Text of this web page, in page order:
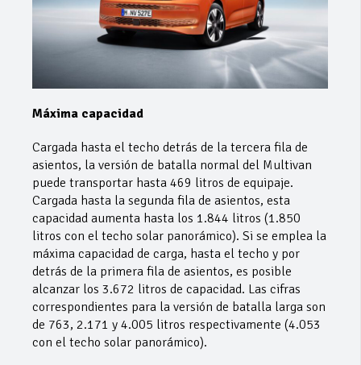
Máxima capacidad
Cargada hasta el techo detrás de la tercera fila de
asientos, la versión de batalla normal del Multivan
puede transportar hasta 469 litros de equipaje.
Cargada hasta la segunda fila de asientos, esta
capacidad aumenta hasta los 1.844 litros (1.850
litros con el techo solar panorámico). Si se emplea la
máxima capacidad de carga, hasta el techo y por
detrás de la primera fila de asientos, es posible
alcanzar los 3.672 litros de capacidad. Las cifras
correspondientes para la versión de batalla larga son
de 763, 2.171 y 4.005 litros respectivamente (4.053
con el techo solar panorámico).